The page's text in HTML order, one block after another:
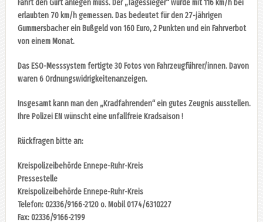
Fahrt den Gurt anlegen muss. Der „Tagessieger“ wurde mit 116 km/h bei
erlaubten 70 km/h gemessen. Das bedeutet für den 27-jährigen
Gummersbacher ein Bußgeld von 160 Euro, 2 Punkten und ein Fahrverbot
von einem Monat.
Das ESO-Messsystem fertigte 30 Fotos von Fahrzeugführer/innen. Davon
waren 6 Ordnungswidrigkeitenanzeigen.
Insgesamt kann man den „Kradfahrenden“ ein gutes Zeugnis ausstellen.
Ihre Polizei EN wünscht eine unfallfreie Kradsaison !
Rückfragen bitte an:
Kreispolizeibehörde Ennepe-Ruhr-Kreis
Pressestelle
Kreispolizeibehörde Ennepe-Ruhr-Kreis
Telefon: 02336/9166-2120 o. Mobil 0174/6310227
Fax: 02336/9166-2199